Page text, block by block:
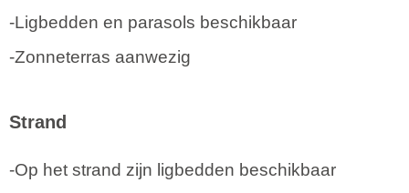
-Ligbedden en parasols beschikbaar
-Zonneterras aanwezig
Strand
-Op het strand zijn ligbedden beschikbaar